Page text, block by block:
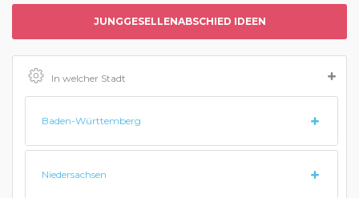
JUNGGESELLENABSCHIED IDEEN
In welcher Stadt
Baden-Württemberg
Niedersachsen